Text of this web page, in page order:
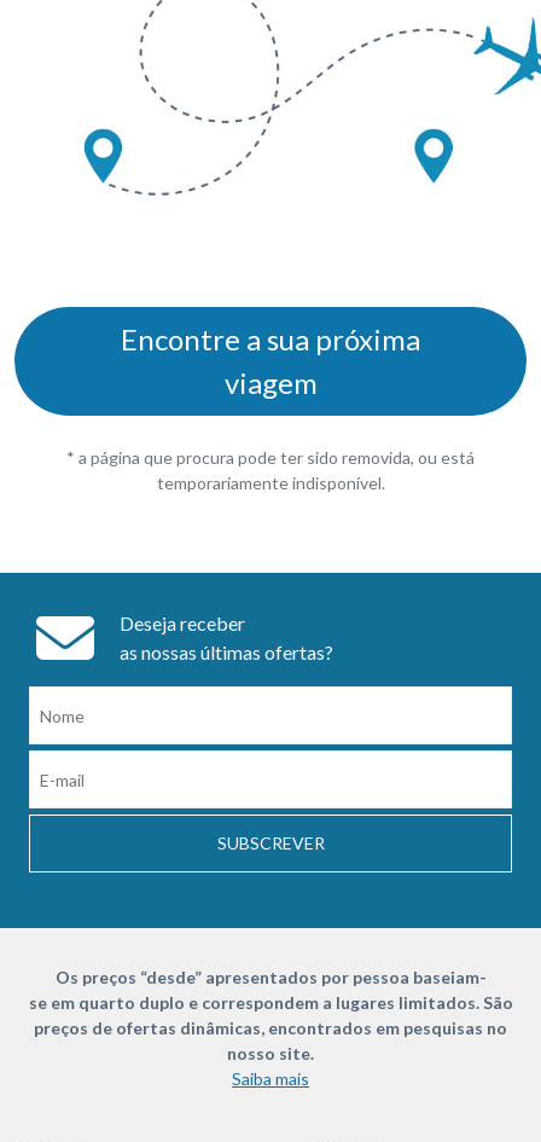
Encontre a sua próxima
viagem
* a página que procura pode ter sido removida, ou está
temporariamente indisponível.
Deseja receber
as nossas últimas ofertas?
SUBSCREVER
Os preços “desde” apresentados por pessoa baseiam-
se em quarto duplo e correspondem a lugares limitados. São
preços de ofertas dinâmicas, encontrados em pesquisas no
nosso site.
Saiba mais